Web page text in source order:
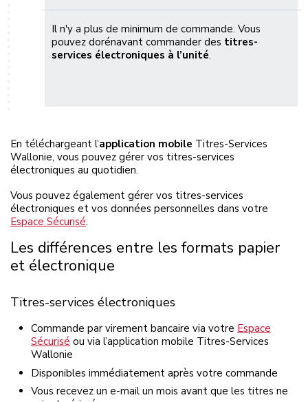
Il n'y a plus de minimum de commande. Vous
pouvez dorénavant commander des titres-
services électroniques à l’unité.
En téléchargeant l’application mobile Titres-Services
Wallonie, vous pouvez gérer vos titres-services
électroniques au quotidien.
Vous pouvez également gérer vos titres-services
électroniques et vos données personnelles dans votre
Espace Sécurisé.
Les différences entre les formats papier
et électronique
Titres-services électroniques
Commande par virement bancaire via votre Espace
Sécurisé ou via l’application mobile Titres-Services
Wallonie
Disponibles immédiatement après votre commande
Vous recevez un e-mail un mois avant que les titres ne